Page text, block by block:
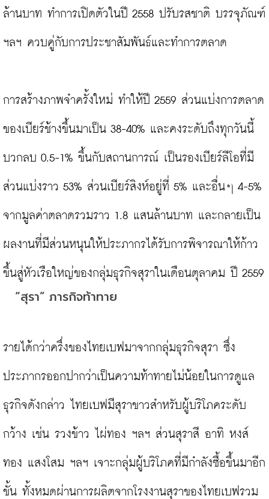
ล้านบาท ทำการเปิดตัวในปี 2558 ปรับรสชาติ บรรจุภัณฑ์
ฯลฯ ควบคู่กับการประชาสัมพันธ์และทำการตลาด
การสร้างภาพจำครั้งใหม่ ทำให้ปี 2559 ส่วนแบ่งการตลาด
ของเบียร์ช้างขึ้นมาเป็น 38-40% และคงระดับถึงทุกวันนี้
บวกลบ 0.5-1% ขึ้นกับสถานการณ์ เป็นรองเบียร์ลีโอที่มี
ส่วนแบ่งราว 53% ส่วนเบียร์สิงห์อยู่ที่ 5% และอื่นๆ 4-5%
จากมูลค่าตลาดรวมราว 1.8 แสนล้านบาท และกลายเป็น
ผลงานที่มีส่วนหนุนให้ประภากรได้รับการพิจารณาให้ก้าว
“สุรา” ภารกิจท้าทาย
รายได้กว่าครึ่งของไทยเบฟมาจากกลุ่มธุรกิจสุรา ซึ่ง
ประภากรออกปากว่าเป็นความท้าทายไม่น้อยในการดูแล
ธุรกิจดังกล่าว ไทยเบฟมีสุราขาวสำหรับผู้บริโภคระดับ
กว้าง เช่น รวงข้าว ไผ่ทอง ฯลฯ ส่วนสุราสี อาทิ หงส์
ทอง แสงโสม ฯลฯ เจาะกลุ่มผู้บริโภคที่มีกำลังซื้อขึ้นมาอีก
ขั้น ทั้งหมดผ่านการผลิตจากโรงงานสุราของไทยเบฟรวม